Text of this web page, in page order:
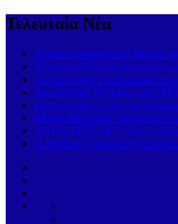
Τελευταία Νέα
Άγρια συμπλοκή στη Σκιάθο
Ξέσπασμα Χαλκιά μπροστά
«Χριστιανός» ή
Αποκάλυψη Τσιμπιδάρου
Πολύ υψηλός κίνδυνος
Μαρία Μενούνος:
ΑΠΟΚΛΕΙΣΤΙΚΟ: Στη Σκιάθο
Ο Μιχάλης Μητρούσης